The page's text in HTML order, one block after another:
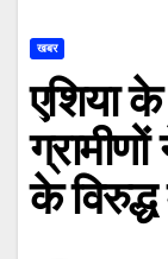
खबर
एशिया
के विरुद्ध